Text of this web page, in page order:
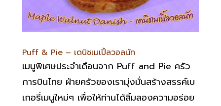
Puff & Pie – เดนิชเมเปิ้ลวอลนัท
เมนูพิเศษประจำเดือนจาก Puff and Pie ครัว
การบินไทย ฝ่ายครัวของเรามุ่งมั่นสร้างสรรค์เบ
เกอรี่เมนูใหม่ๆ เพื่อให้ท่านได้ลิ้มลองความอร่อย